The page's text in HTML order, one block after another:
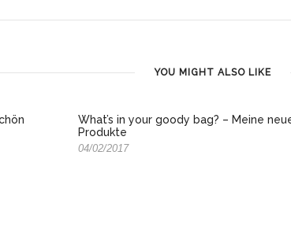
YOU MIGHT ALSO LIKE
What’s in your goody bag? – Meine
Produkte
04/02/2017